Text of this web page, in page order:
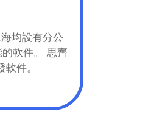
均設有分公
軟件。 思齊
件。